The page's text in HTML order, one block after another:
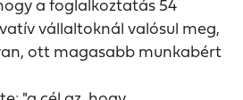
a foglalkoztatás 54
vállaltoknál valósul meg,
ott magasabb munkabért